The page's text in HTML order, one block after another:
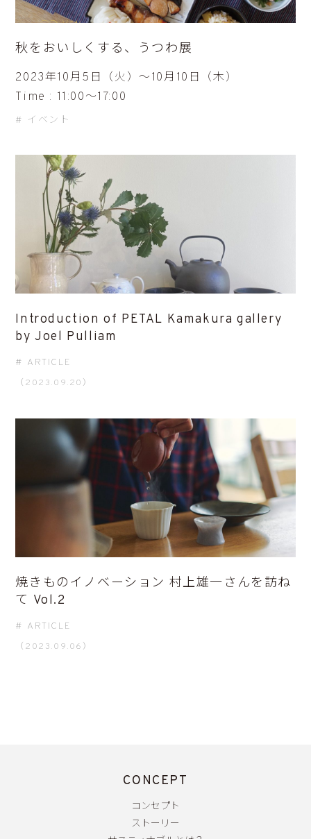
秋をおいしくする、うつわ展
2023年10月5日（火）〜10月10日（木）
Time : 11:00〜17:00
イベント
Introduction of PETAL Kamakura gallery
by Joel Pulliam
ARTICLE
（2023.09.20）
焼きものイノベーション 村上雄一さんを訪ね
て Vol.2
ARTICLE
（2023.09.06）
CONCEPT
コンセプト
ストーリー